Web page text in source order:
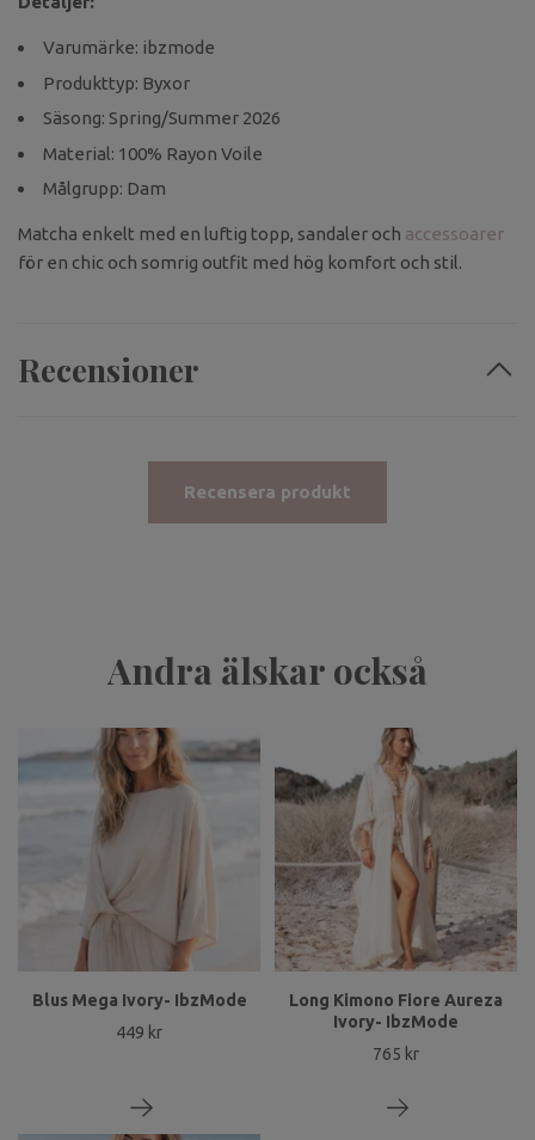
Varumärke: ibzmode
Produkttyp: Byxor
Säsong: Spring/Summer 2026
Material: 100% Rayon Voile
Målgrupp: Dam
Matcha enkelt med en luftig topp, sandaler och accessoarer
för en chic och somrig outfit med hög komfort och stil.
Recensioner
Recensera produkt
Andra älskar också
Blus Mega Ivory- IbzMode
449 kr
Long Kimono Fiore Aureza
Ivory- IbzMode
765 kr